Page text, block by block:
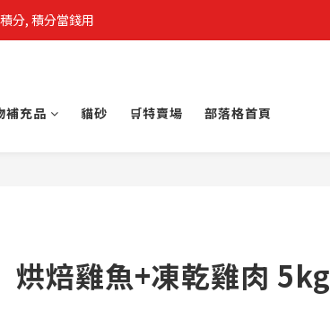
分, 積分當錢用
補充品 貓砂 🛒特賣場 部落格首頁
烘焙雞魚+凍乾雞肉 5kg